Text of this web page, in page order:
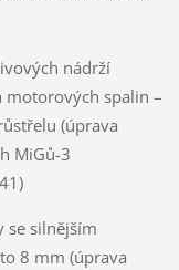
nádrží
spalin –
(úprava
MiGů-3
se silnějším
8 mm (úprava